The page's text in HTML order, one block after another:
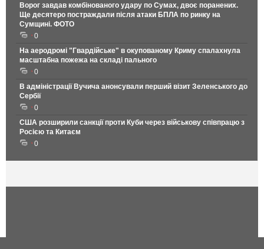
Ворог завдав комбінованого удару по Сумах, двоє поранених.
Ще десятеро постраждали після атаки БПЛА по ринку на
Сумщині. ФОТО
0
На аеродромі "Гвардійське" в окупованому Криму спалахнула
масштабна пожежа на складі пального
0
В адміністрації Вучича анонсували перший візит Зеленського до
Сербії
0
США розширили санкції проти Куби через військову співпрацю з
Росією та Китаєм
0